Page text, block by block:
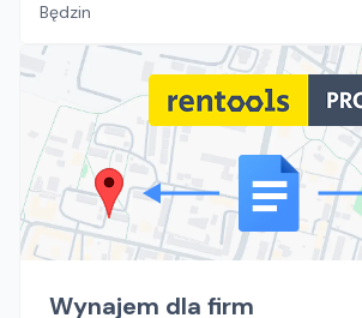
Będzin
Wynajem dla firm